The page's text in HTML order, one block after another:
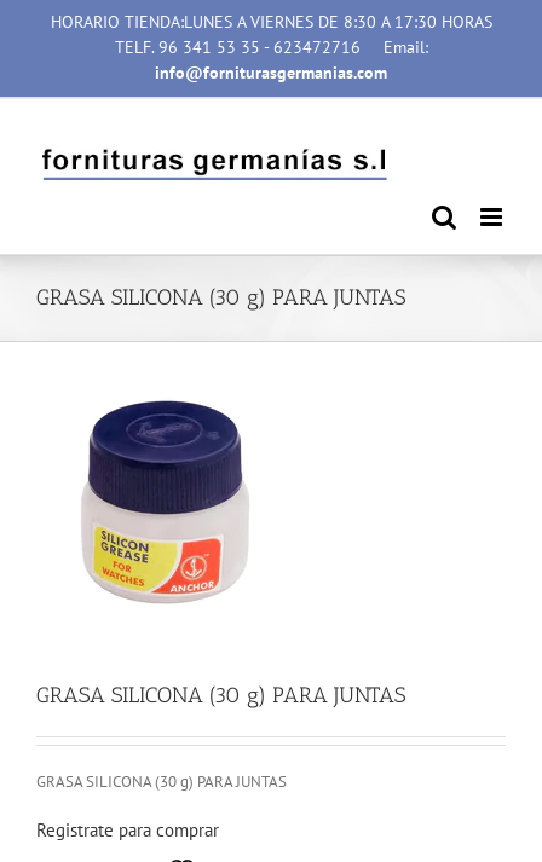
HORARIO TIENDA:LUNES A VIERNES DE 8:30 A 17:30 HORAS
TELF. 96 341 53 35 - 623472716
Email:
info@forniturasgermanias.com
GRASA SILICONA (30 g) PARA JUNTAS
GRASA SILICONA (30 g) PARA JUNTAS
GRASA SILICONA (30 g) PARA JUNTAS
Registrate para comprar